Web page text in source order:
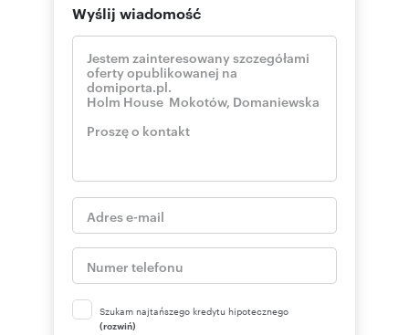
Wyślij wiadomość
Szukam najtańszego kredytu hipotecznego
(rozwiń)